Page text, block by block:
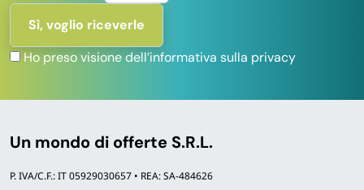
Ho preso visione dell’informativa sulla privacy
Un mondo di offerte S.R.L.
P. IVA/C.F.: IT 05929030657 • REA: SA-484626